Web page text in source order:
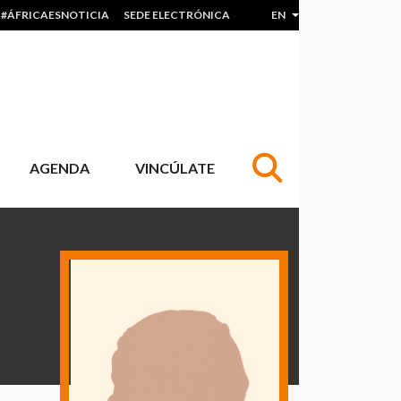
#ÁFRICAESNOTICIA SEDE ELECTRÓNICA EN List additional actions
AGENDA VINCÚLATE